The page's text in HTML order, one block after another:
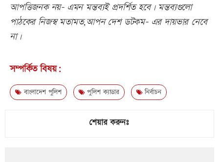
আপত্তিজনক নয়- এমন মন্তব্যই প্রদর্শিত হবে। মন্তব্যগুলো
পাঠকের নিজস্ব মতামত,আপন দেশ ডটকম- এর দায়ভার নেবে
না।
সম্পর্কিত বিষয়:
বাংলাদেশ পুলিশ পুলিশ ক্যাডার নির্বাচন
শেয়ার করুনঃ